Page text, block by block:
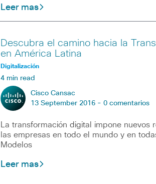
Leer mas
Descubra el camino hacia la
en América Latina
Digitalización
4 min read
Cisco Cansac
13 September 2016 - 0 comentarios
La transformación digital impone nuevos
las empresas en todo el mundo y en
Modelos
Leer mas